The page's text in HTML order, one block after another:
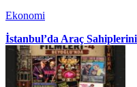
Ekonomi
İstanbul’da Araç